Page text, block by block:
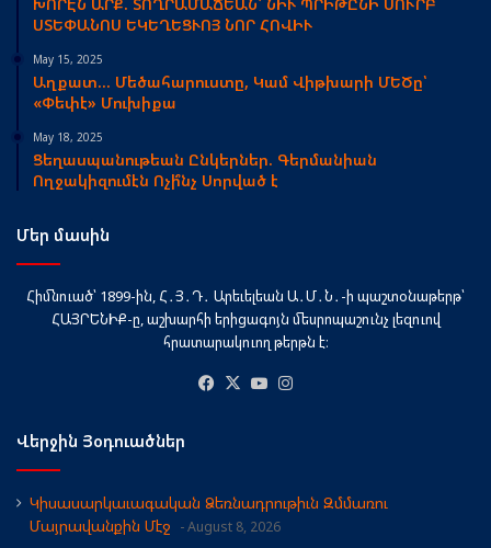
ՍՏԵՓԱՆՈՍ ԵԿԵՂԵՑՒՈՅ ՆՈՐ ՀՈՎԻՒ
May 15, 2025
Աղքատ… Մեծահարուստը, Կամ Վիթխարի ՄԵԾը՝
«Փեփէ» Մուխիքա
May 18, 2025
Ցեղասպանութեան Ընկերներ. Գերմանիան
Ողջակիզումէն Ոչի՞նչ Սորված է
Մեր մասին
Հիմնուած՝ 1899-ին, Հ․Յ․Դ․ Արեւելեան Ա․Մ․Ն․-ի պաշտօնաթերթ՝
ՀԱՅՐԵՆԻՔ-ը, աշխարհի երիցագոյն մեսրոպաշունչ լեզուով
հրատարակուող թերթն է։
Facebook
X YouTube
Վերջին Յօդուածներ
Կիսասարկաւագական Ձեռնադրութիւն Զմմառու
Մայրավանքին Մէջ
August 8, 2026